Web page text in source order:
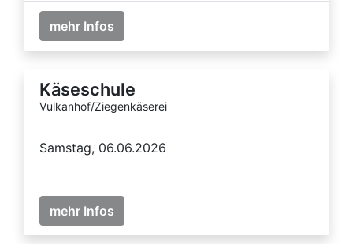
mehr Infos
Käseschule
Vulkanhof/Ziegenkäserei
Samstag, 06.06.2026
mehr Infos